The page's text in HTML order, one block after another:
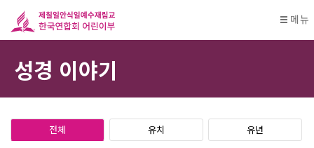
메뉴
성경 이야기
전체 유치 유년